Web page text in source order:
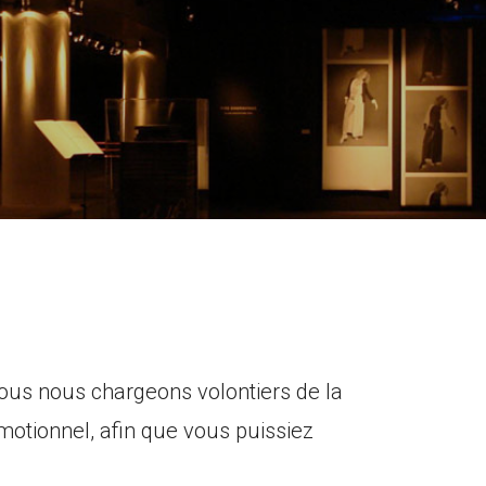
nous chargeons volontiers de la
afin que vous puissiez